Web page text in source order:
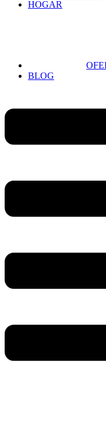
HOGAR
BLOG